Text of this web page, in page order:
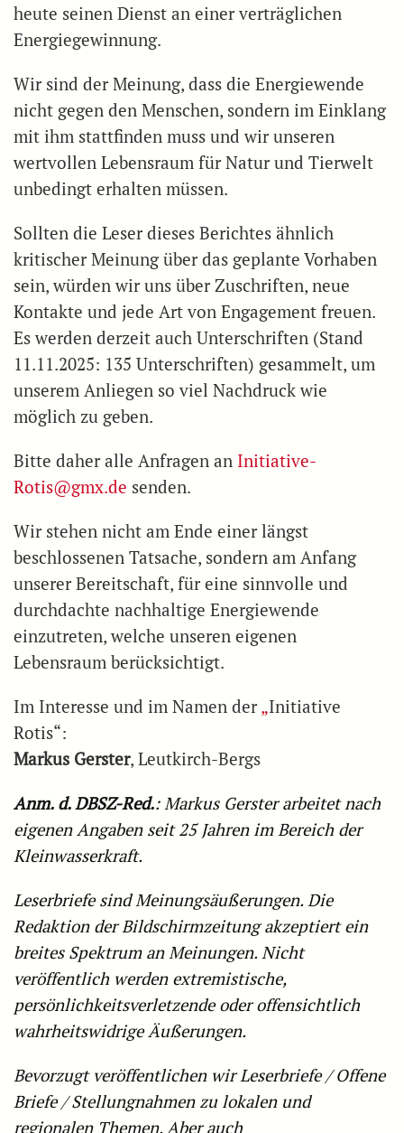
heute seinen Dienst an einer verträglichen
Energiegewinnung.
Wir sind der Meinung, dass die Energiewende
nicht gegen den Menschen, sondern im Einklang
mit ihm stattfinden muss und wir unseren
wertvollen Lebensraum für Natur und Tierwelt
unbedingt erhalten müssen.
Sollten die Leser dieses Berichtes ähnlich
kritischer Meinung über das geplante Vorhaben
sein, würden wir uns über Zuschriften, neue
Kontakte und jede Art von Engagement freuen.
Es werden derzeit auch Unterschriften (Stand
11.11.2025: 135 Unterschriften) gesammelt, um
unserem Anliegen so viel Nachdruck wie
möglich zu geben.
Bitte daher alle Anfragen an Initiative-
Rotis@gmx.de senden.
Wir stehen nicht am Ende einer längst
beschlossenen Tatsache, sondern am Anfang
unserer Bereitschaft, für eine sinnvolle und
durchdachte nachhaltige Energiewende
einzutreten, welche unseren eigenen
Lebensraum berücksichtigt.
Im Interesse und im Namen der„Initiative
Rotis“:
Markus Gerster, Leutkirch-Bergs
Anm. d. DBSZ-Red.: Markus Gerster arbeitet nach
eigenen Angaben seit 25 Jahren im Bereich der
Kleinwasserkraft.
Leserbriefe sind Meinungsäußerungen. Die
Redaktion der Bildschirmzeitung akzeptiert ein
breites Spektrum an Meinungen. Nicht
veröffentlich werden extremistische,
persönlichkeitsverletzende oder offensichtlich
wahrheitswidrige Äußerungen.
Bevorzugt veröffentlichen wir Leserbriefe / Offene
Briefe / Stellungnahmen zu lokalen und
regionalen Themen. Aber auch